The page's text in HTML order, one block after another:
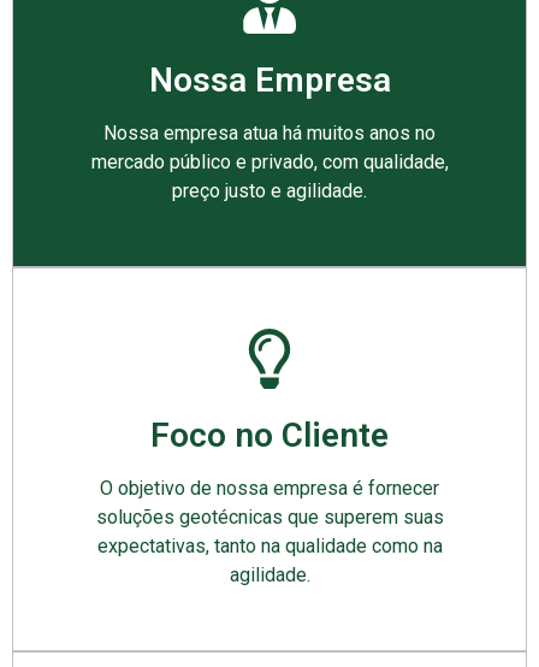
Nossa Empresa
Nossa empresa atua há muitos anos no
mercado público e privado, com qualidade,
preço justo e agilidade.
Foco no Cliente
O objetivo de nossa empresa é fornecer
soluções geotécnicas que superem suas
expectativas, tanto na qualidade como na
agilidade.